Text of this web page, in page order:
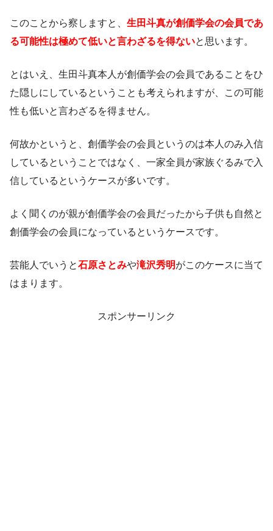
このことから察しますと、 生田斗真が創価学会の会員であ
る可能性は極めて低いと言わざるを得ないと思います。
とはいえ、生田斗真本人が創価学会の会員であることをひ
た隠しにしているということも考えられますが、この可能
性も低いと言わざるを得ません。
何故かというと、創価学会の会員というのは本人のみ入信
しているということではなく、一家全員が家族ぐるみで入
信しているというケースが多いです。
よく聞くのが親が創価学会の会員だったから子供も自然と
創価学会の会員になっているというケースです。
芸能人でいうと石原さとみや滝沢秀明がこのケースに当て
はまります。
スポンサーリンク